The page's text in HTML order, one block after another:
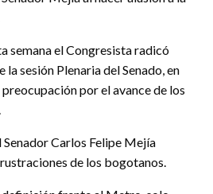
semana el Congresista radicó
la sesión Plenaria del Senado, en
por el avance de los
Carlos Felipe Mejía
de los bogotanos.